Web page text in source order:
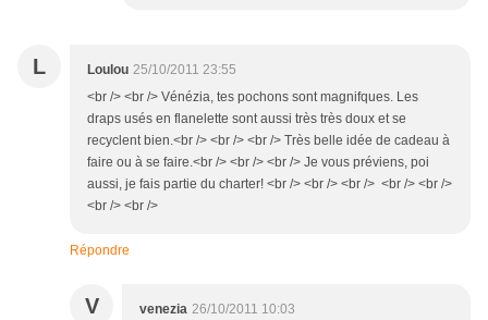
L Loulou 25/10/2011 23:55
<br /> <br /> Vénézia, tes pochons sont magnifques. Les
draps usés en flanelette sont aussi très très doux et se
recyclent bien.<br /> <br /> <br /> Très belle idée de cadeau à
faire ou à se faire.<br /> <br /> <br /> Je vous préviens, poi
aussi, je fais partie du charter! <br /> <br /> <br /> <br /> <br />
<br /> <br />
Répondre
V venezia 26/10/2011 10:03